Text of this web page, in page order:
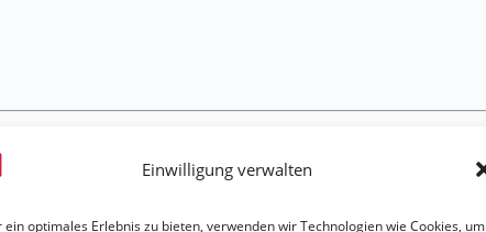
Einwilligung verwalten
ein optimales Erlebnis zu bieten, verwenden wir Technologien wie Cookies, um